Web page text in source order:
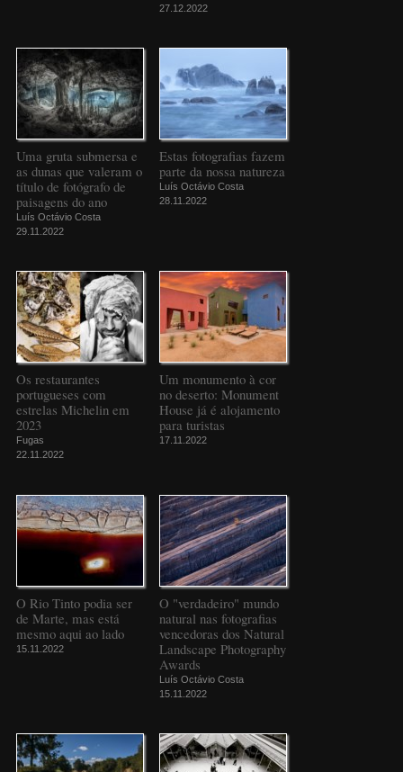
27.12.2022
Uma gruta submersa e
as dunas que valeram o
título de fotógrafo de
paisagens do ano
Luís Octávio Costa
29.11.2022
Estas fotografias fazem
parte da nossa natureza
Luís Octávio Costa
28.11.2022
Os restaurantes
portugueses com
estrelas Michelin em
2023
Fugas
22.11.2022
Um monumento à cor
no deserto: Monument
House já é alojamento
para turistas
17.11.2022
O Rio Tinto podia ser
de Marte, mas está
mesmo aqui ao lado
15.11.2022
O "verdadeiro" mundo
natural nas fotografias
vencedoras dos Natural
Landscape Photography
Awards
Luís Octávio Costa
15.11.2022